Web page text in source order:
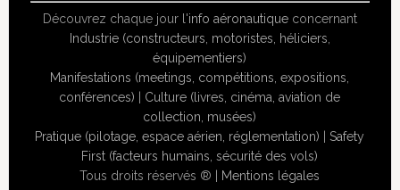
Découvrez chaque jour l'info aéronautiqueconcernant
Industrie (constructeurs, motoristes, héliciers,
équipementiers)
Manifestations (meetings, compétitions, expositions,
conférences) | Culture (livres, cinéma, aviation de
collection, musées)
Pratique (pilotage, espace aérien, réglementation) |Safety
First (facteurs humains, sécurité des vols)
Tous droits réservés ® | Mentions légales